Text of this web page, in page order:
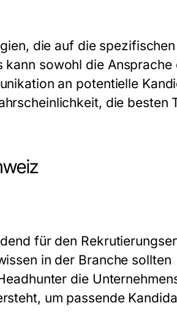
die auf die spezifischen
kann sowohl die Ansprache
an potentielle
die besten
für den
in der Branche sollten
die
um passende